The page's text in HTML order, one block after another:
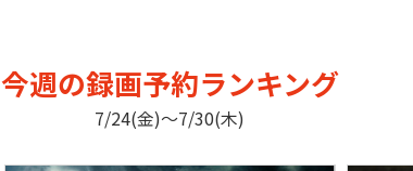
今週の録画予約ランキング
7/24(金)〜7/30(木)